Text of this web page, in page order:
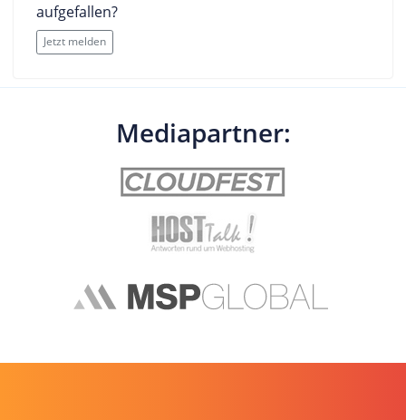
aufgefallen?
Jetzt melden
Mediapartner: